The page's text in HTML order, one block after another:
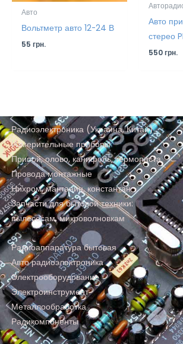
Авто
Вольтметр авто 12-24 В
55грн.
Авто
стерео
550грн.
Радиоэлектроника (Украина, Китай)
Измерительные приборы
Припой, олово, канифоль, термопаста
Провода монтажные
Нихром, манганин, константан
Запчасти для бытовой техники:
пылесосам, микроволновкам
Радиоаппаратура бытовая
Авто радиоэлектроника
Электрооборудование
Электроинструмент
Металлообработка
Радикомпоненты